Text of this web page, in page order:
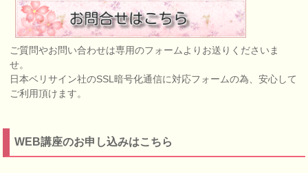
ご質問やお問い合わせは専用のフォームよりお送りくださいま
せ。
日本ベリサイン社のSSL暗号化通信に対応フォームの為、安心して
ご利用頂けます。
WEB講座のお申し込みはこちら